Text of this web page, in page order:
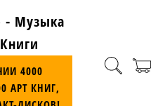
Музыка
4000
АРТ КНИГ,